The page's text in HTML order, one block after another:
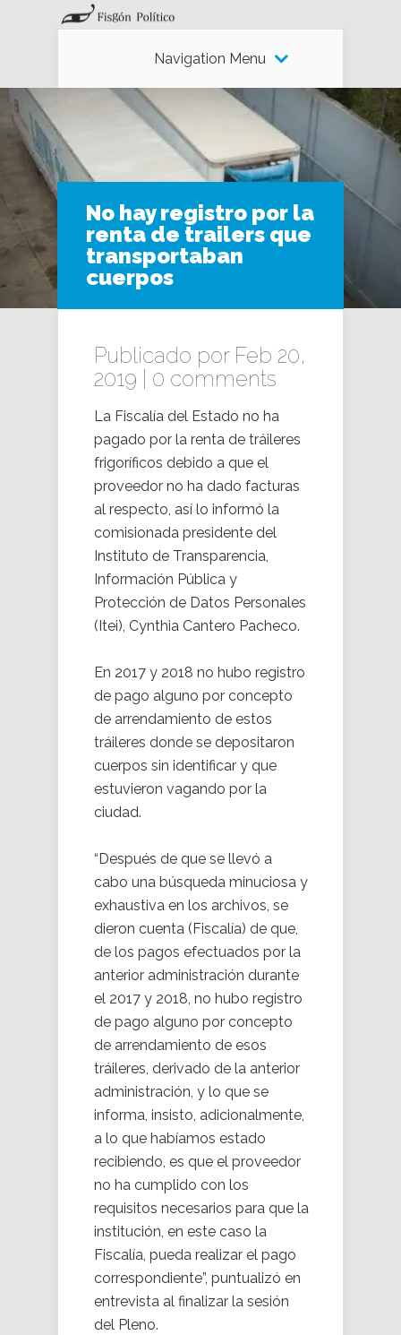
Navigation Menu
No hay registro por la
renta de trailers que
transportaban
cuerpos
Publicado por Feb 20,
2019 | 0 comments
La Fiscalía del Estado no ha
pagado por la renta de tráileres
frigoríficos debido a que el
proveedor no ha dado facturas
al respecto, así lo informó la
comisionada presidente del
Instituto de Transparencia,
Información Pública y
Protección de Datos Personales
(Itei), Cynthia Cantero Pacheco.
En 2017 y 2018 no hubo registro
de pago alguno por concepto
de arrendamiento de estos
tráileres donde se depositaron
cuerpos sin identificar y que
estuvieron vagando por la
ciudad.
“Después de que se llevó a
cabo una búsqueda minuciosa y
exhaustiva en los archivos, se
dieron cuenta (Fiscalía) de que,
de los pagos efectuados por la
anterior administración durante
el 2017 y 2018, no hubo registro
de pago alguno por concepto
de arrendamiento de esos
tráileres, derivado de la anterior
administración, y lo que se
informa, insisto, adicionalmente,
a lo que habíamos estado
recibiendo, es que el proveedor
no ha cumplido con los
requisitos necesarios para que la
institución, en este caso la
Fiscalía, pueda realizar el pago
correspondiente”, puntualizó en
entrevista al finalizar la sesión
del Pleno.